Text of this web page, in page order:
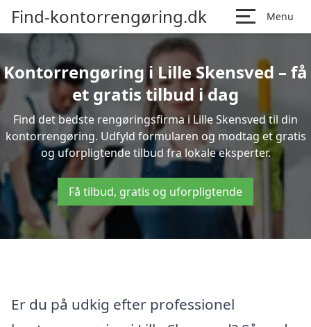
Find-kontorrengøring.dk Menu
Kontorrengøring i Lille Skensved – få
et gratis tilbud i dag
Find det bedste rengøringsfirma i Lille Skensved til din
kontorrengøring. Udfyld formularen og modtag et gratis
og uforpligtende tilbud fra lokale eksperter.
Få tilbud, gratis og uforpligtende
Er du på udkig efter professionel